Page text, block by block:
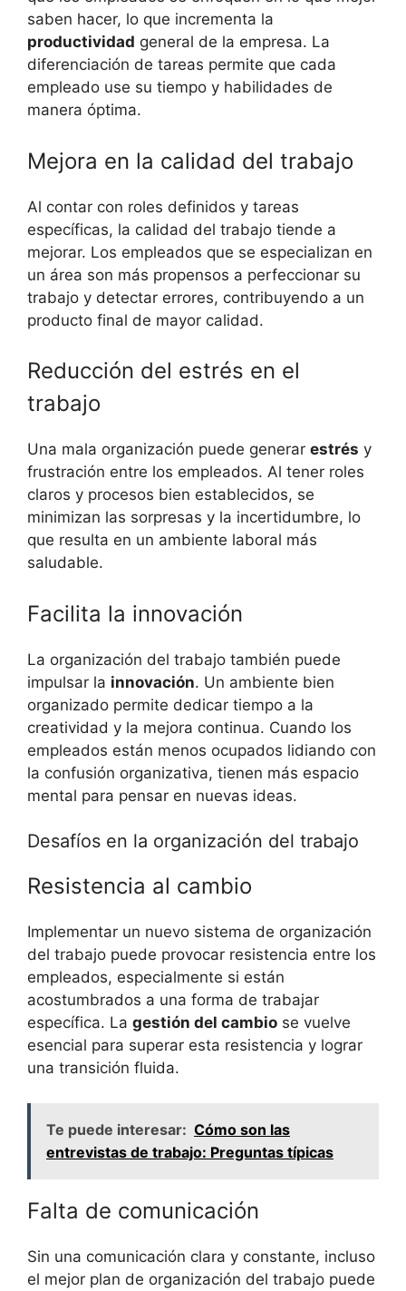
saben hacer, lo que incrementa la
productividad general de la empresa. La
diferenciación de tareas permite que cada
empleado use su tiempo y habilidades de
manera óptima.
Mejora en la calidad del trabajo
Al contar con roles definidos y tareas
específicas, la calidad del trabajo tiende a
mejorar. Los empleados que se especializan en
un área son más propensos a perfeccionar su
trabajo y detectar errores, contribuyendo a un
producto final de mayor calidad.
Reducción del estrés en el
trabajo
Una mala organización puede generar estrés y
frustración entre los empleados. Al tener roles
claros y procesos bien establecidos, se
minimizan las sorpresas y la incertidumbre, lo
que resulta en un ambiente laboral más
saludable.
Facilita la innovación
La organización del trabajo también puede
impulsar la innovación. Un ambiente bien
organizado permite dedicar tiempo a la
creatividad y la mejora continua. Cuando los
empleados están menos ocupados lidiando con
la confusión organizativa, tienen más espacio
mental para pensar en nuevas ideas.
Desafíos en la organización del trabajo
Resistencia al cambio
Implementar un nuevo sistema de organización
del trabajo puede provocar resistencia entre los
empleados, especialmente si están
acostumbrados a una forma de trabajar
específica. La gestión del cambio se vuelve
esencial para superar esta resistencia y lograr
una transición fluida.
Te puede interesar: Cómo son las
entrevistas de trabajo: Preguntas típicas
Falta de comunicación
Sin una comunicación clara y constante, incluso
el mejor plan de organización del trabajo puede